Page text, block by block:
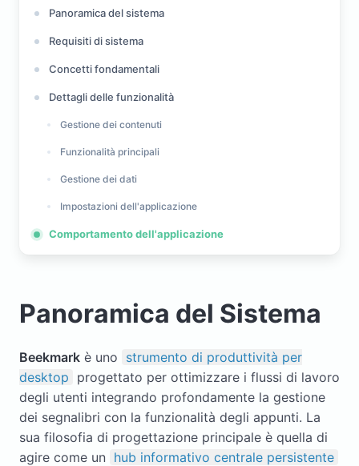
Panoramica del sistema
Requisiti di sistema
Concetti fondamentali
Dettagli delle funzionalità
Gestione dei contenuti
Funzionalità principali
Gestione dei dati
Impostazioni dell'applicazione
Comportamento dell'applicazione
Panoramica del Sistema
Beekmark è uno strumento di produttività per
desktop progettato per ottimizzare i flussi di lavoro
degli utenti integrando profondamente la gestione
dei segnalibri con la funzionalità degli appunti. La
sua filosofia di progettazione principale è quella di
agire come un hub informativo centrale persistente